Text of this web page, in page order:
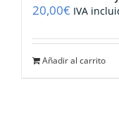
20,00€ IVA
Añadir al carrito